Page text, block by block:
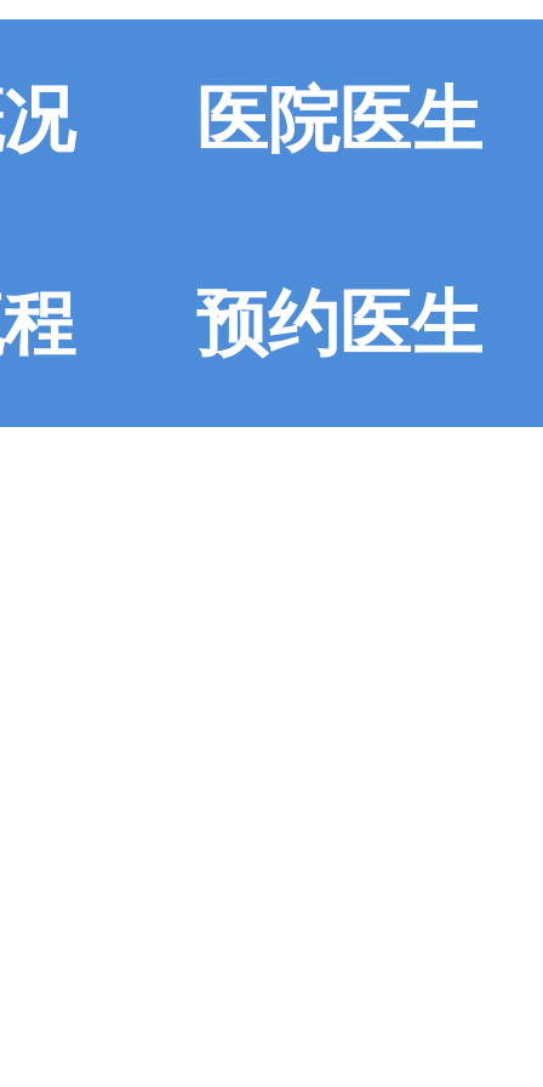
医院医生
预约医生